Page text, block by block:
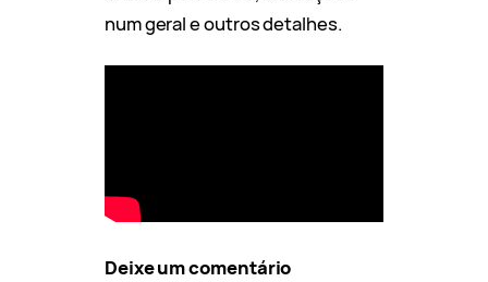
num geral e outros detalhes.
Deixe um comentário